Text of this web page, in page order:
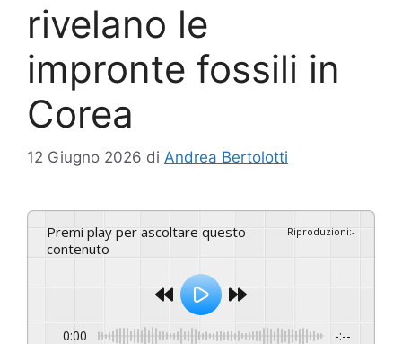
rivelano le
impronte fossili in
Corea
12 Giugno 2026 di Andrea Bertolotti
Premi play per ascoltare questo
contenuto
Riproduzioni:-
0:00 -:--